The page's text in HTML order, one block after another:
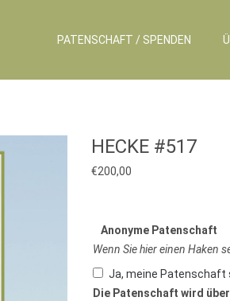
PATENSCHAFT / SPENDEN
HECKE #517
€200,00
Anonyme Patenschaft
Wenn Sie hier einen Haken
Ja, meine Patenschaft
Die Patenschaft wird